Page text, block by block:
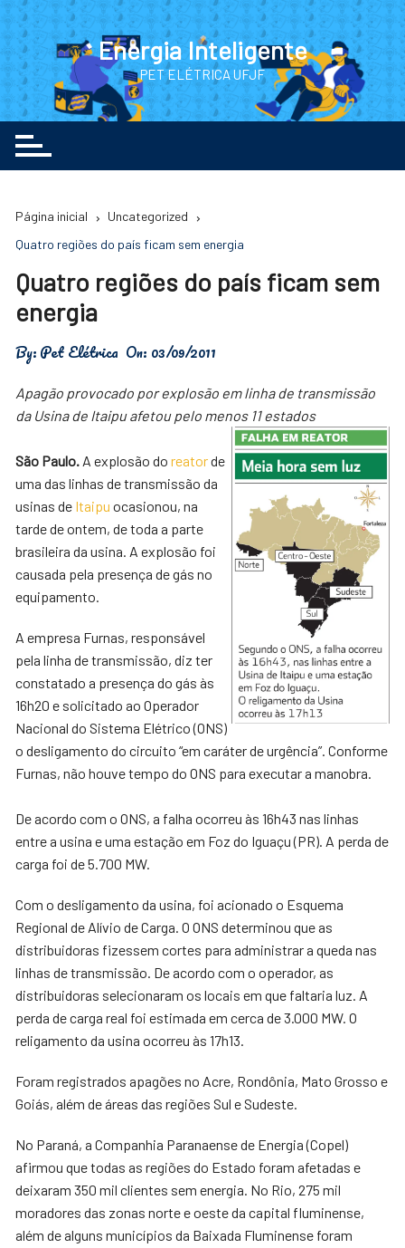
Ir
para
o
conteúdo
Energia Inteligente
PET ELÉTRICA UFJF
Página inicial
Uncategorized
Quatro regiões do país ficam sem energia
Quatro regiões do país ficam sem
energia
By:Pet Elétrica On: 03/09/2011
Apagão provocado por explosão em linha de transmissão
da Usina de Itaipu afetou pelo menos 11 estados
São Paulo. A explosão doreatorde
uma das linhas de transmissão da
usinas de Itaipuocasionou, na
tarde de ontem, de toda a parte
brasileira da usina. A explosão foi
causada pela presença de gás no
equipamento.
A empresa Furnas, responsável
pela linha de transmissão, diz ter
constatado a presença do gás às
16h20 e solicitado ao Operador
Nacional do Sistema Elétrico (ONS)
o desligamento do circuito “em caráter de urgência”. Conforme
Furnas, não houve tempo do ONS para executar a manobra.
De acordo com o ONS, a falha ocorreu às 16h43 nas linhas
entre a usina e uma estação em Foz do Iguaçu (PR). A perda de
carga foi de 5.700 MW.
Com o desligamento da usina, foi acionado o Esquema
Regional de Alívio de Carga. O ONS determinou que as
distribuidoras fizessem cortes para administrar a queda nas
linhas de transmissão. De acordo com o operador, as
distribuidoras selecionaram os locais em que faltaria luz. A
perda de carga real foi estimada em cerca de 3.000 MW. O
religamento da usina ocorreu às 17h13.
Foram registrados apagões no Acre, Rondônia, Mato Grosso e
Goiás, além de áreas das regiões Sul e Sudeste.
No Paraná, a Companhia Paranaense de Energia (Copel)
afirmou que todas as regiões do Estado foram afetadas e
deixaram 350 mil clientes sem energia. No Rio, 275 mil
moradores das zonas norte e oeste da capital fluminense,
além de alguns municípios da Baixada Fluminense foram